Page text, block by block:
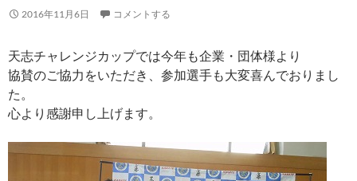
2016年11月6日 コメントする
天志チャレンジカップでは今年も企業・団体様より
協賛のご協力をいただき、参加選手も大変喜んでおりまし
た。
心より感謝申し上げます。